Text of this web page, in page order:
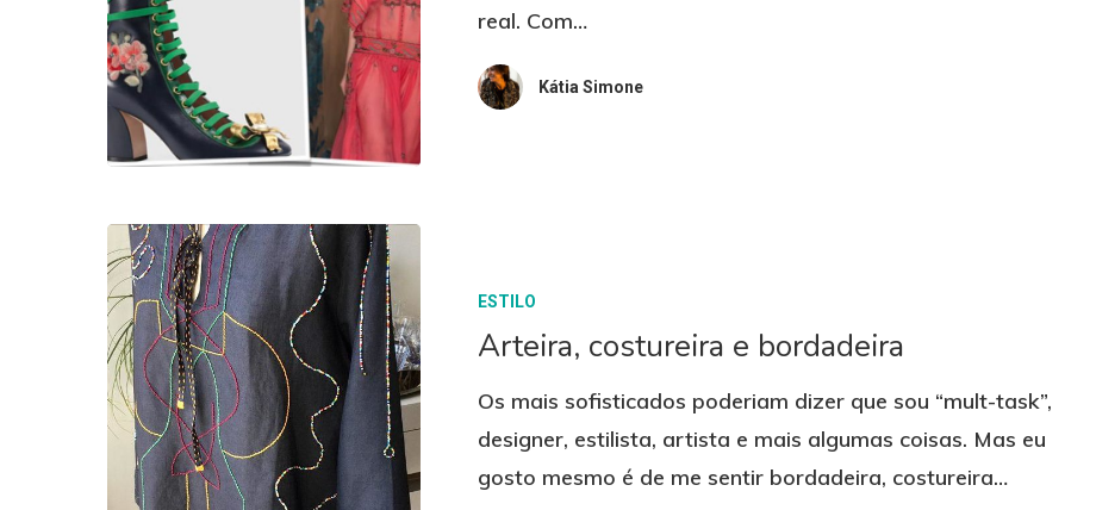
real. Com…
Kátia Simone
ESTILO
Arteira, costureira e bordadeira
Os mais sofisticados poderiam dizer que sou “mult-task”,
designer, estilista, artista e mais algumas coisas. Mas eu
gosto mesmo é de me sentir bordadeira, costureira…